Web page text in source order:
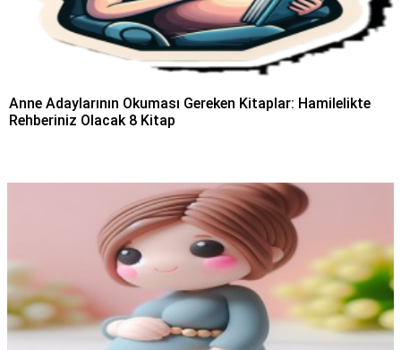
Anne Adaylarının Okuması Gereken Kitaplar: Hamilelikte
Rehberiniz Olacak 8 Kitap